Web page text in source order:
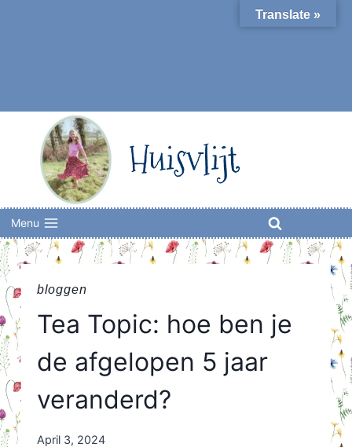
Huisvlijt
Menu
bloggen
Tea Topic: hoe ben je
de afgelopen 5 jaar
veranderd?
By
April 3, 2024
Translate »